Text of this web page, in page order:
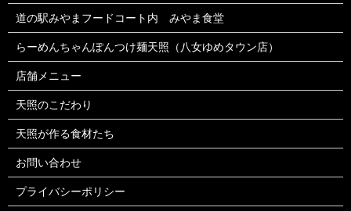
道の駅みやまフードコート内 みやま食堂
らーめんちゃんぽんつけ麺天照（八女ゆめタウン店）
店舗メニュー
天照のこだわり
天照が作る食材たち
お問い合わせ
プライバシーポリシー